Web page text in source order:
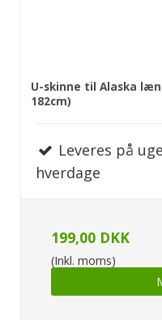
U-skinne til Alaska
182cm)
Leveres på
hverdage
199,00 DKK
(Inkl. moms)